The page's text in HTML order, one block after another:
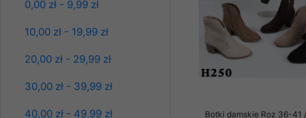
0,00 zł - 9,99 zł
10,00 zł - 19,99 zł
20,00 zł - 29,99 zł
30,00 zł - 39,99 zł
40,00 zł - 49,99 zł
szczegóły
Botki damskie Roz 36-41
Klientów
ochronie danych
serwerach
pracownicy Sklepu.
Każdy Klient, który